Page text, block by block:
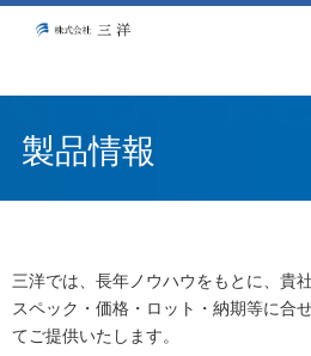
製品情報
三洋では、長年ノウハウをもとに、貴
スペック・価格・ロット・納期等に合
てご提供いたします。